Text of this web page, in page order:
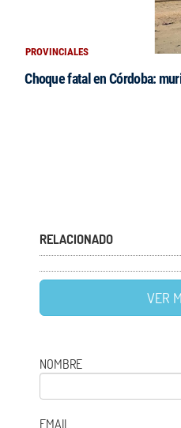
PROVINCIALES
Choque fatal en Córdoba:
RELACIONADO
VER
NOMBRE
EMAIL